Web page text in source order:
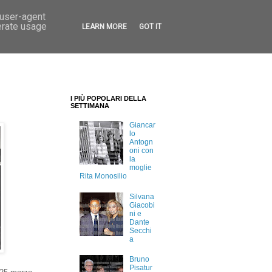
I PIÙ POPOLARI DELLA
SETTIMANA
Giancar
lo
Antogn
oni con
la
moglie
Rita Monosilio
Silvana
Giacobi
ni e
Dante
Secchi
a
Bruno
Pisatur
agent
usage
LEARN MORE GOT IT